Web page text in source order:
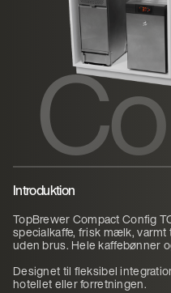
Introduktion
TopBrewer Compact Config
specialkaffe, frisk mælk,
uden brus. Hele kaffebønner
Designet til fleksibel
hotellet eller forretningen.